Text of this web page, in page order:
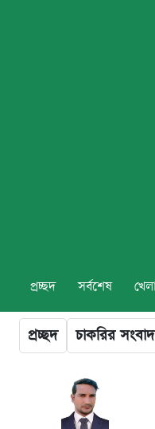
প্রচ্ছদ সর্বশেষ
প্রচ্ছদ চাকরির সংবাদ